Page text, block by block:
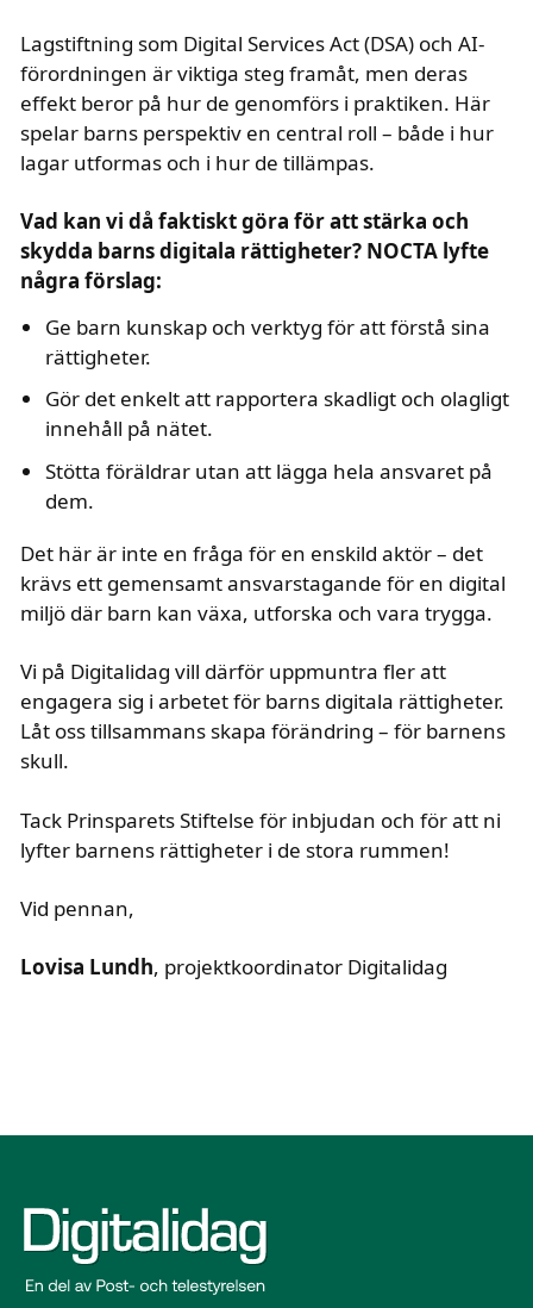
Lagstiftning som Digital Services Act (DSA) och AI-
förordningen är viktiga steg framåt, men deras
effekt beror på hur de genomförs i praktiken. Här
spelar barns perspektiv en central roll – både i hur
lagar utformas och i hur de tillämpas.
text i fetstil
Vad kan vi då faktiskt göra för att stärka och
skydda barns digitala rättigheter? NOCTA lyfte
några förslag:
Ge barn kunskap och verktyg för att förstå sina
rättigheter.
Gör det enkelt att rapportera skadligt och olagligt
innehåll på nätet.
Stötta föräldrar utan att lägga hela ansvaret på
dem.
Det här är inte en fråga för en enskild aktör – det
krävs ett gemensamt ansvarstagande för en digital
miljö där barn kan växa, utforska och vara trygga.
Vi på Digitalidag vill därför uppmuntra fler att
engagera sig i arbetet för barns digitala rättigheter.
Låt oss tillsammans skapa förändring – för barnens
skull.
Tack Prinsparets Stiftelse för inbjudan och för att ni
lyfter barnens rättigheter i de stora rummen!
Vid pennan,
text i fetstil
Lovisa Lundh, projektkoordinator Digitalidag